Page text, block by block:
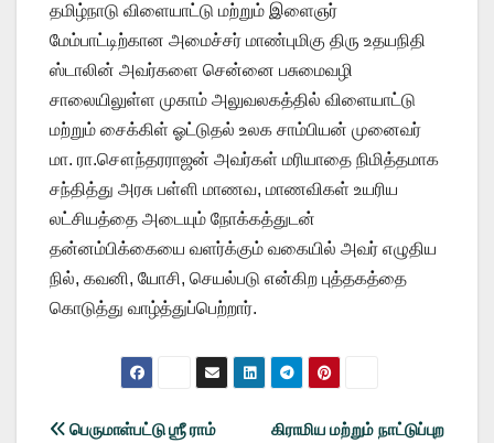
தமிழ்நாடு விளையாட்டு மற்றும் இளைஞர்
மேம்பாட்டிற்கான அமைச்சர் மாண்புமிகு திரு உதயநிதி
ஸ்டாலின் அவர்களை சென்னை பசுமைவழி
சாலையிலுள்ள முகாம் அலுவலகத்தில் விளையாட்டு
மற்றும் சைக்கிள் ஓட்டுதல் உலக சாம்பியன் முனைவர்
மா. ரா.சௌந்தரராஜன் அவர்கள் மரியாதை நிமித்தமாக
சந்தித்து அரசு பள்ளி மாணவ, மாணவிகள் உயரிய
லட்சியத்தை அடையும் நோக்கத்துடன்
தன்னம்பிக்கையை வளர்க்கும் வகையில் அவர் எழுதிய
நில், கவனி, யோசி, செயல்படு என்கிற புத்தகத்தை
கொடுத்து வாழ்த்துப்பெற்றார்.
கிராமிய மற்றும் நாட்டுப்புற
பெருமாள்பட்டு ஶ்ரீ ராம்